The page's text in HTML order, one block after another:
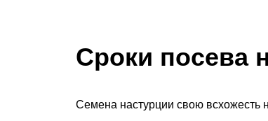
Сроки посева
Семена настурции свою всхожесть